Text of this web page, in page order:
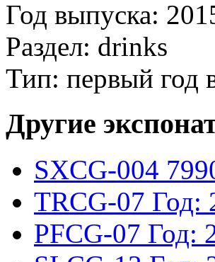
Год выпуска:
Раздел: drinks
Тип: первый год
Другие
SXCG-004
TRCG-07 Год:
PFCG-07 Год: